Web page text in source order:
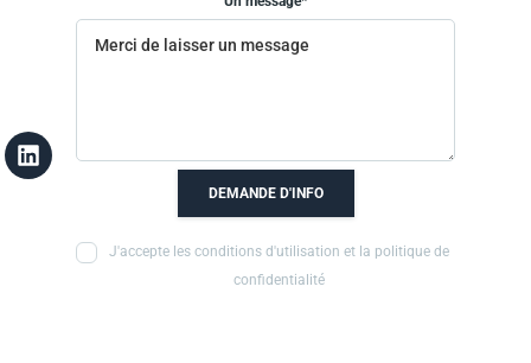
DEMANDE D'INFO
J'accepte les conditions d'utilisation et la politique de
confidentialité